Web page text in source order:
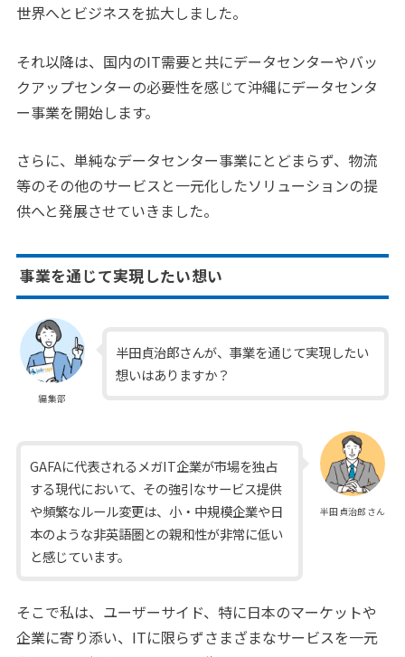
世界へとビジネスを拡大しました。
それ以降は、国内のIT需要と共にデータセンターやバッ
クアップセンターの必要性を感じて沖縄にデータセンタ
ー事業を開始します。
さらに、単純なデータセンター事業にとどまらず、物流
等のその他のサービスと一元化したソリューションの提
供へと発展させていきました。
事業を通じて実現したい想い
編集部
半田貞治郎さんが、事業を通じて実現したい
想いはありますか？
半田貞治郎さん
GAFAに代表されるメガIT企業が市場を独占
する現代において、その強引なサービス提供
や頻繁なルール変更は、小・中規模企業や日
本のような非英語圏との親和性が非常に低い
と感じています。
そこで私は、ユーザーサイド、特に日本のマーケットや
企業に寄り添い、ITに限らずさまざまなサービスを一元